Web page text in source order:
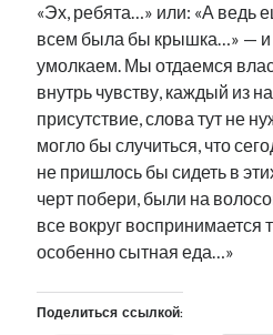
«Эх, ребята…» или: «А ведь
всем была бы крышка…» — и
умолкаем. Мы отдаемся
внутрь чувству, каждый из
присутствие, слова тут не
могло бы случиться, что
не пришлось бы сидеть в
черт побери, были на
все вокруг воспринимается
особенно сытная еда…»
Поделиться ссылкой: